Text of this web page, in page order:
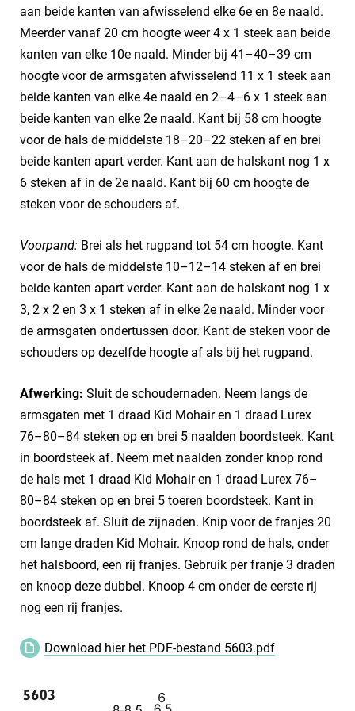
aan beide kanten van afwisselend elke 6e en 8e naald.
Meerder vanaf 20 cm hoogte weer 4 x 1 steek aan beide
kanten van elke 10e naald. Minder bij 41–40–39 cm
hoogte voor de armsgaten afwisselend 11 x 1 steek aan
beide kanten van elke 4e naald en 2–4–6 x 1 steek aan
beide kanten van elke 2e naald. Kant bij 58 cm hoogte
voor de hals de middelste 18–20–22 steken af en brei
beide kanten apart verder. Kant aan de halskant nog 1 x
6 steken af in de 2e naald. Kant bij 60 cm hoogte de
steken voor de schouders af.
Voorpand: Brei als het rugpand tot 54 cm hoogte. Kant
voor de hals de middelste 10–12–14 steken af en brei
beide kanten apart verder. Kant aan de halskant nog 1 x
3, 2 x 2 en 3 x 1 steken af in elke 2e naald. Minder voor
de armsgaten ondertussen door. Kant de steken voor de
schouders op dezelfde hoogte af als bij het rugpand.
Afwerking: Sluit de schoudernaden. Neem langs de
armsgaten met 1 draad Kid Mohair en 1 draad Lurex
76–80–84 steken op en brei 5 naalden boordsteek. Kant
in boordsteek af. Neem met naalden zonder knop rond
de hals met 1 draad Kid Mohair en 1 draad Lurex 76–
80–84 steken op en brei 5 toeren boordsteek. Kant in
boordsteek af. Sluit de zijnaden. Knip voor de franjes 20
cm lange draden Kid Mohair. Knoop rond de hals, onder
het halsboord, een rij franjes. Gebruik per franje 3 draden
en knoop deze dubbel. Knoop 4 cm onder de eerste rij
nog een rij franjes.
Download hier het PDF-bestand 5603.pdf